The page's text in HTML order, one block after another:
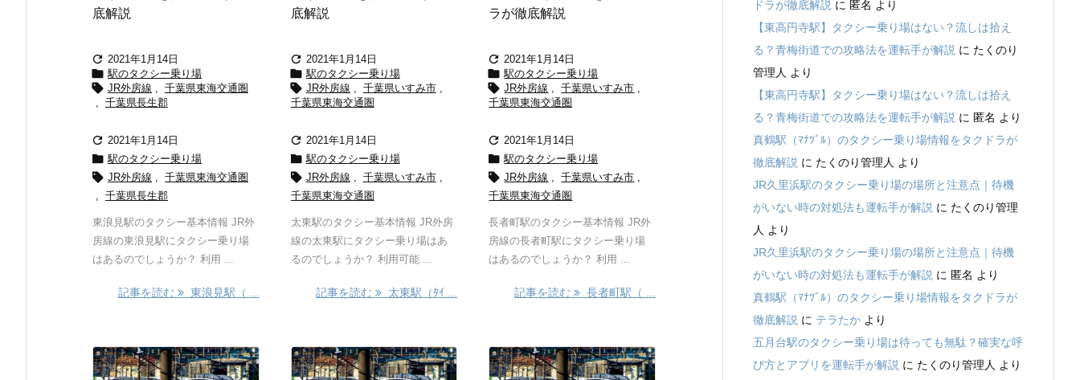
底解説
 2021年1月14日
 駅のタクシー乗り場
 JR外房線
千葉県東海交通圏
千葉県長生郡
 2021年1月14日
 駅のタクシー乗り場
 JR外房線
千葉県東海交通圏
千葉県長生郡
東浪見駅のタクシー基本情報 JR外
房線の東浪見駅にタクシー乗り場
はあるのでしょうか？ 利用 ...
記事を読む 東浪見駅（ ...
底解説
 2021年1月14日
 駅のタクシー乗り場
 JR外房線 千葉県いすみ市
千葉県東海交通圏
 2021年1月14日
 駅のタクシー乗り場
 JR外房線 千葉県いすみ市
千葉県東海交通圏
太東駅のタクシー基本情報 JR外房
線の太東駅にタクシー乗り場はあ
るのでしょうか？ 利用可能 ...
記事を読む 太東駅（ﾀｲ ...
ラが徹底解説
 2021年1月14日
 駅のタクシー乗り場
 JR外房線 千葉県いすみ市
千葉県東海交通圏
 2021年1月14日
 駅のタクシー乗り場
 JR外房線 千葉県いすみ市
千葉県東海交通圏
長者町駅のタクシー基本情報 JR外
房線の長者町駅にタクシー乗り場
はあるのでしょうか？ 利用 ...
記事を読む 長者町駅（ ...
ドラが徹底解説 に 匿名 より
【東高円寺駅】タクシー乗り場はない？流しは拾え
る？青梅街道での攻略法を運転手が解説 に たくのり
管理人 より
【東高円寺駅】タクシー乗り場はない？流しは拾え
る？青梅街道での攻略法を運転手が解説 に 匿名 より
真鶴駅（ﾏﾅﾂﾞﾙ）のタクシー乗り場情報をタクドラが
徹底解説 に たくのり管理人 より
JR久里浜駅のタクシー乗り場の場所と注意点｜待機
がいない時の対処法も運転手が解説 に たくのり管理
人 より
JR久里浜駅のタクシー乗り場の場所と注意点｜待機
がいない時の対処法も運転手が解説 に 匿名 より
真鶴駅（ﾏﾅﾂﾞﾙ）のタクシー乗り場情報をタクドラが
徹底解説 に テラたか より
五月台駅のタクシー乗り場は待っても無駄？確実な呼
び方とアプリを運転手が解説 に たくのり管理人 より